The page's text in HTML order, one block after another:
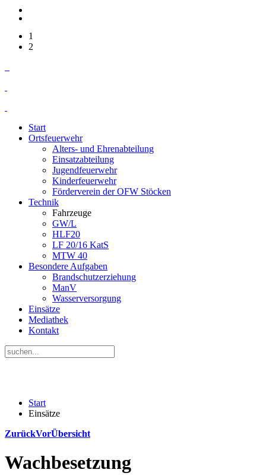
1
2
Start
Ortsfeuerwehr
Alters- und Ehrenabteilung
Einsatzabteilung
Jugendfeuerwehr
Kinderfeuerwehr
Förderverein der OFW Stöcken
Technik
Fahrzeuge
GW/L
HLF20
LF 20/16 KatS
MTW 40
Besondere Aufgaben
Brandschutzerziehung
ManV
Wasserversorgung
Einsätze
Mediathek
Kontakt
Start
Einsätze
ZurückVorÜbersicht
Wachbesetzung